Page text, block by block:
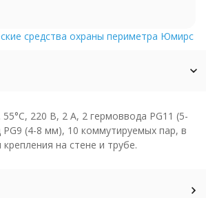
средства охраны периметра Юмирс
220 В, 2 А, 2 гермоввода PG11 (5-
(4-8 мм), 10 коммутируемых пар, в
на стене и трубе.